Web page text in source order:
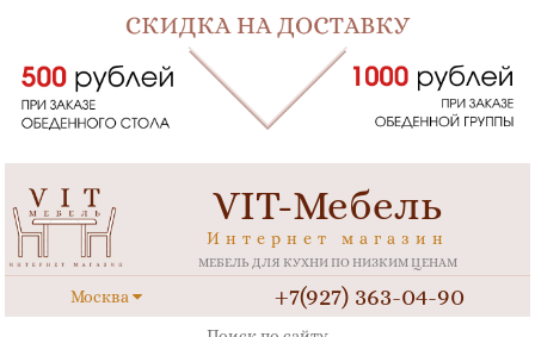
VIT-Мебель
Интернет магазин
МЕБЕЛЬ ДЛЯ КУХНИ ПО НИЗКИМ ЦЕНАМ
Москва +7(927) 363-04-90